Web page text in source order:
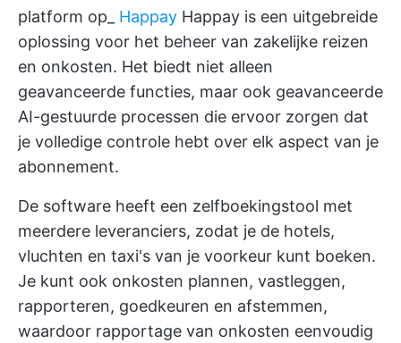
platform op_ Happay Happay is een uitgebreide
oplossing voor het beheer van zakelijke reizen
en onkosten. Het biedt niet alleen
geavanceerde functies, maar ook geavanceerde
AI-gestuurde processen die ervoor zorgen dat
je volledige controle hebt over elk aspect van je
abonnement.
De software heeft een zelfboekingstool met
meerdere leveranciers, zodat je de hotels,
vluchten en taxi's van je voorkeur kunt boeken.
Je kunt ook onkosten plannen, vastleggen,
rapporteren, goedkeuren en afstemmen,
waardoor rapportage van onkosten eenvoudig